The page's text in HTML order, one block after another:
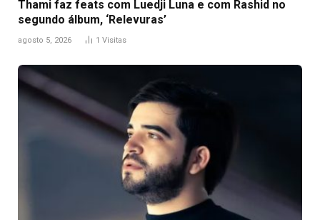
Thami faz feats com Luedji Luna e com Rashid no
segundo álbum, ‘Relevuras’
agosto 5, 2026 1 Visitas